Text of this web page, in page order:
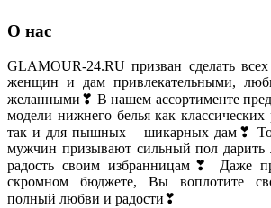
О нас
GLAMOUR-24.RU призван сделать
женщин и дам привлекательными,
желанными❣ В нашем ассортименте
модели нижнего белья как классических
так и для пышных – шикарных дам❣
мужчин призывают сильный пол дарить
радость своим избранницам❣ Даже
скромном бюджете, Вы воплотите
полный любви и радости❣